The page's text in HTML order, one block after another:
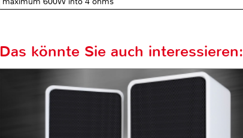
Das könnte Sie auch interessieren: